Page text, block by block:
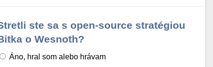
ste sa s open-source stratégiou
o Wesnoth?
Áno, hral som alebo hrávam